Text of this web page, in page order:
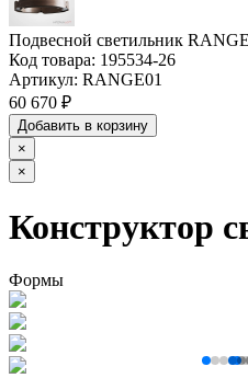
Подвесной светильник
Код товара: 195534-26
Артикул: RANGE01
60 670 ₽
Добавить в корзину
×
×
Конструктор
Формы